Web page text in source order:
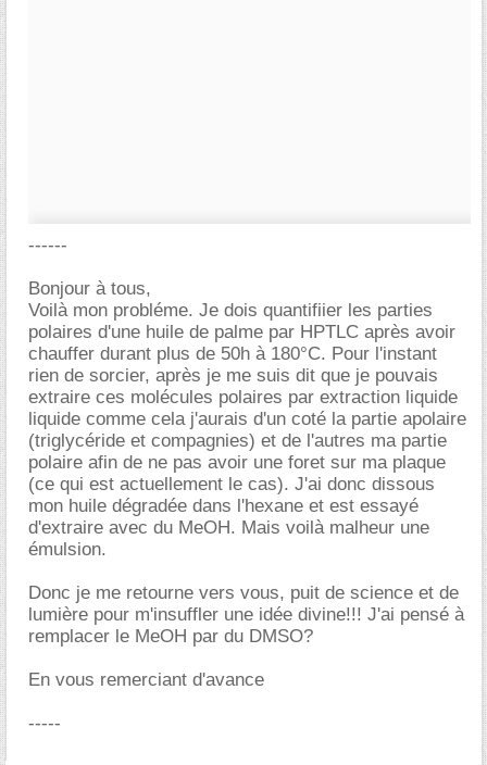
------
Bonjour à tous,
Voilà mon probléme. Je dois quantifiier les parties
polaires d'une huile de palme par HPTLC après avoir
chauffer durant plus de 50h à 180°C. Pour l'instant
rien de sorcier, après je me suis dit que je pouvais
extraire ces molécules polaires par extraction liquide
liquide comme cela j'aurais d'un coté la partie apolaire
(triglycéride et compagnies) et de l'autres ma partie
polaire afin de ne pas avoir une foret sur ma plaque
(ce qui est actuellement le cas). J'ai donc dissous
mon huile dégradée dans l'hexane et est essayé
d'extraire avec du MeOH. Mais voilà malheur une
émulsion.
Donc je me retourne vers vous, puit de science et de
lumière pour m'insuffler une idée divine!!! J'ai pensé à
remplacer le MeOH par du DMSO?
En vous remerciant d'avance
-----